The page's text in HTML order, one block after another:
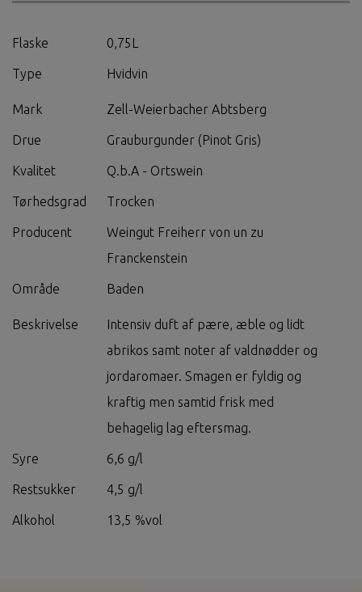
Flaske 0,75L
Type Hvidvin
Mark Zell-Weierbacher Abtsberg
Drue Grauburgunder (Pinot Gris)
Kvalitet Q.b.A - Ortswein
Tørhedsgrad Trocken
Producent
Weingut Freiherr von un zu
Franckenstein
Område Baden
Beskrivelse
Intensiv duft af pære, æble og lidt
abrikos samt noter af valdnødder og
jordaromaer. Smagen er fyldig og
kraftig men samtid frisk med
behagelig lag eftersmag.
Syre 6,6 g/l
Restsukker 4,5 g/l
Alkohol 13,5 %vol